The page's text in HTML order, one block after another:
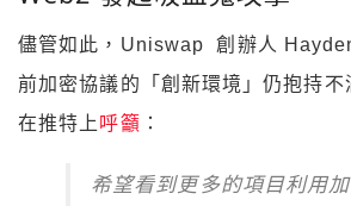
儘管如此，Uniswap 創辦人
前加密協議的「創新環境」仍抱持不
在推特上 呼籲 ：
希望看到更多的項目利用